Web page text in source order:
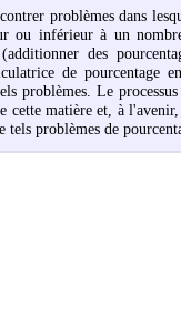
problèmes dans
ou inférieur à un
des
de pourcentage
problèmes. Le
cette matière et, à
tels problèmes de